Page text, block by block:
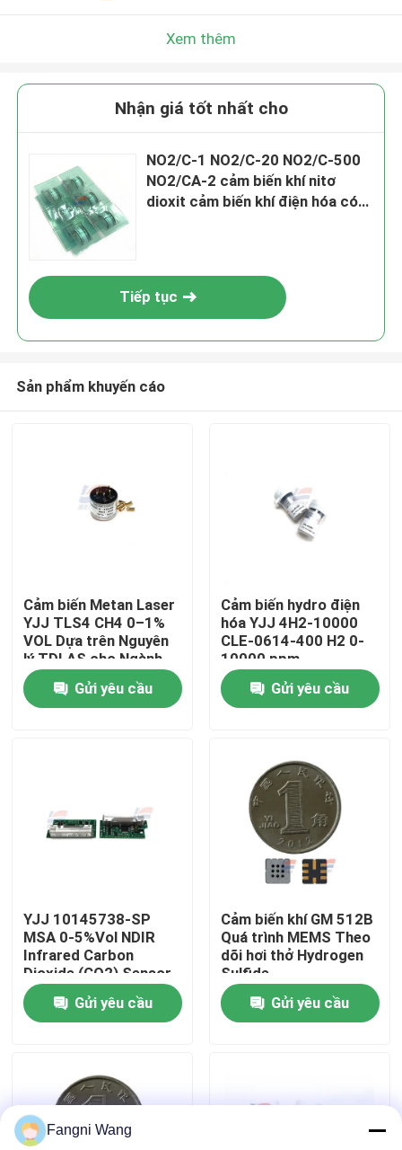
Nhà
Sản phẩm
Kiểm soát chất lượng
Liên hệ với chúng tôi
Tin tức
Cảm biến khí oxy
Cảm biến khí điện hóa
Xem thêm
Nhận giá tốt nhất cho
NO2/C-1 NO2/C-20 NO2/C-500
NO2/CA-2 cảm biến khí nitơ
dioxit cảm biến khí điện hóa có
Tiếp tục
Sản phẩm khuyến cáo
Cảm biến Metan Laser
YJJ TLS4 CH4 0–1%
VOL Dựa trên Nguyên
lý TDLAS cho Ngành
Hóa dầu
Gửi yêu cầu
Cảm biến hydro điện
hóa YJJ 4H2-10000
CLE-0614-400 H2 0-
10000 ppm
Gửi yêu cầu
YJJ 10145738-SP
MSA 0-5%Vol NDIR
Infrared Carbon
Dioxide (CO2) Sensor
với bộ bảo vệ cho an
toàn công nghiệp
Gửi yêu cầu
Cảm biến khí GM 512B
Quá trình MEMS Theo
dõi hơi thở Hydrogen
Sulfide
Gửi yêu cầu
Fangni Wang